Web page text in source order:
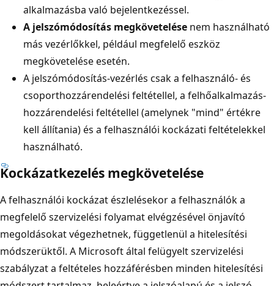
alkalmazásba való bejelentkezéssel.
A jelszómódosítás megkövetelése nem használható
más vezérlőkkel, például megfelelő eszköz
megkövetelése esetén.
A jelszómódosítás-vezérlés csak a felhasználó- és
csoporthozzárendelési feltétellel, a felhőalkalmazás-
hozzárendelési feltétellel (amelynek "mind" értékre
kell állítania) és a felhasználói kockázati feltételekkel
használható.
Kockázatkezelés megkövetelése
A felhasználói kockázat észlelésekor a felhasználók a
megfelelő szervizelési folyamat elvégzésével önjavító
megoldásokat végezhetnek, függetlenül a hitelesítési
módszerüktől. A Microsoft által felügyelt szervizelési
szabályzat a feltételes hozzáférésben minden hitelesítési